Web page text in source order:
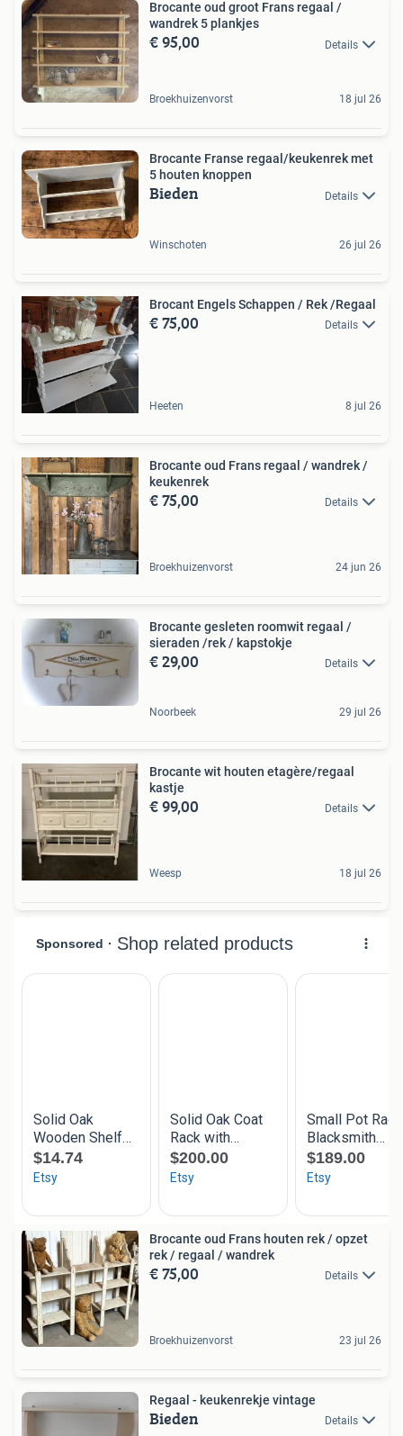
Brocante oud groot Frans regaal /
wandrek 5 plankjes
€ 95,00 Details
Broekhuizenvorst 18 jul 26
Brocante Franse regaal/keukenrek met
5 houten knoppen
Bieden Details
Winschoten 26 jul 26
Brocant Engels Schappen / Rek /Regaal
€ 75,00 Details
Heeten 8 jul 26
Brocante oud Frans regaal / wandrek /
keukenrek
€ 75,00 Details
Broekhuizenvorst 24 jun 26
Brocante gesleten roomwit regaal /
sieraden /rek / kapstokje
€ 29,00 Details
Noorbeek 29 jul 26
Brocante wit houten etagère/regaal
kastje
€ 99,00 Details
Weesp 18 jul 26
Brocante oud Frans houten rek / opzet
rek / regaal / wandrek
€ 75,00 Details
Broekhuizenvorst 23 jul 26
Regaal - keukenrekje vintage
Bieden Details